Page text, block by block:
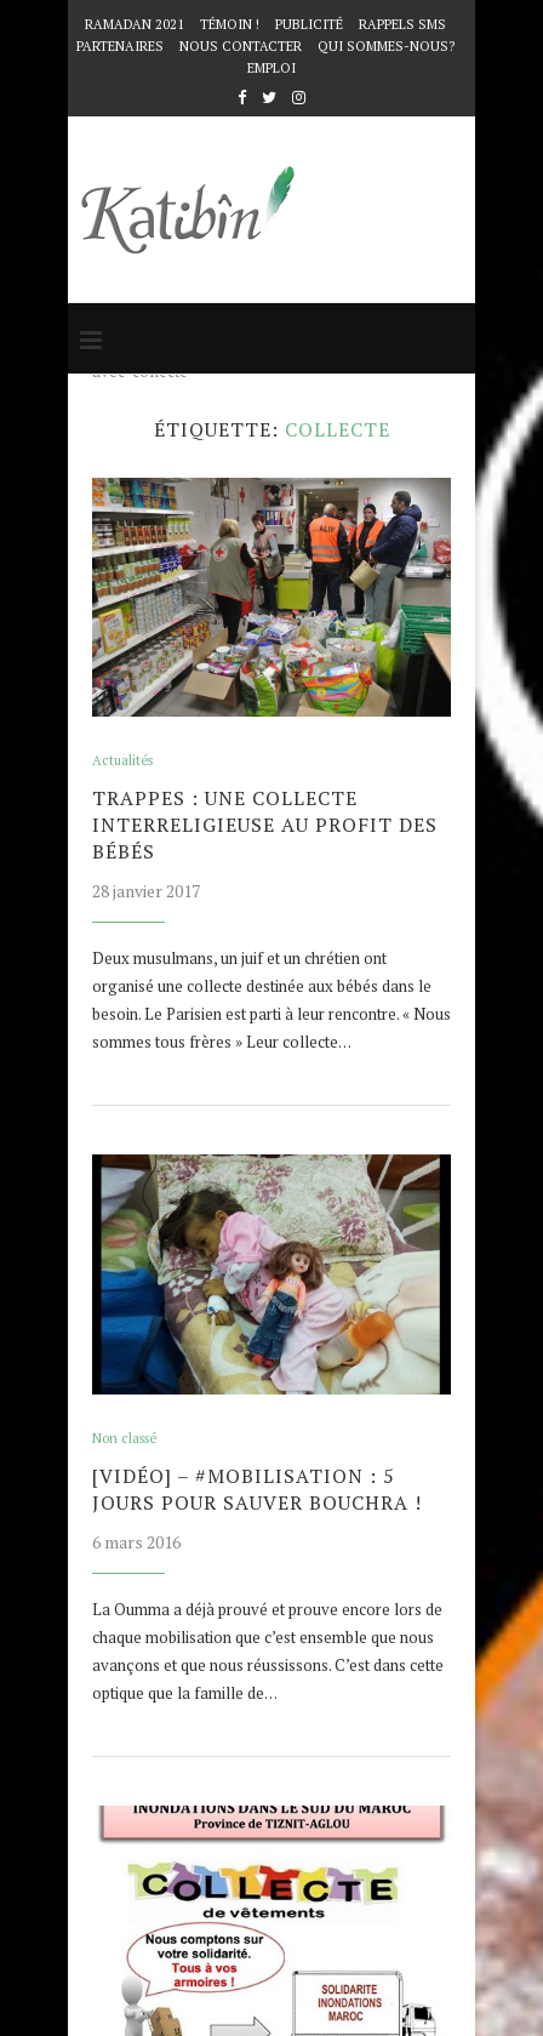
RAMADAN 2021 TÉMOIN ! PUBLICITÉ
RAPPELS SMS
PARTENAIRES
NOUS CONTACTER
QUI SOMMES-NOUS?
EMPLOI
Accueil
avec "collecte"
ÉTIQUETTE: COLLECTE
Actualités
TRAPPES : UNE COLLECTE
INTERRELIGIEUSE AU PROFIT DES
BÉBÉS
28 janvier 2017
Deux musulmans, un juif et un chrétien ont
organisé une collecte destinée aux bébés dans le
besoin. Le Parisien est parti à leur rencontre. « Nous
sommes tous frères » Leur collecte…
Non classé
[VIDÉO] – #MOBILISATION : 5
JOURS POUR SAUVER BOUCHRA !
6 mars 2016
La Oumma a déjà prouvé et prouve encore lors de
chaque mobilisation que c’est ensemble que nous
avançons et que nous réussissons. C’est dans cette
optique que la famille de…